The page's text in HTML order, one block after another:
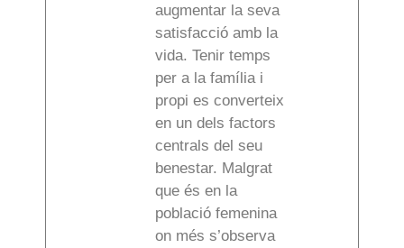
augmentar la seva
satisfacció amb la
vida. Tenir temps
per a la família i
propi es converteix
en un dels factors
centrals del seu
benestar. Malgrat
que és en la
població femenina
on més s’observa